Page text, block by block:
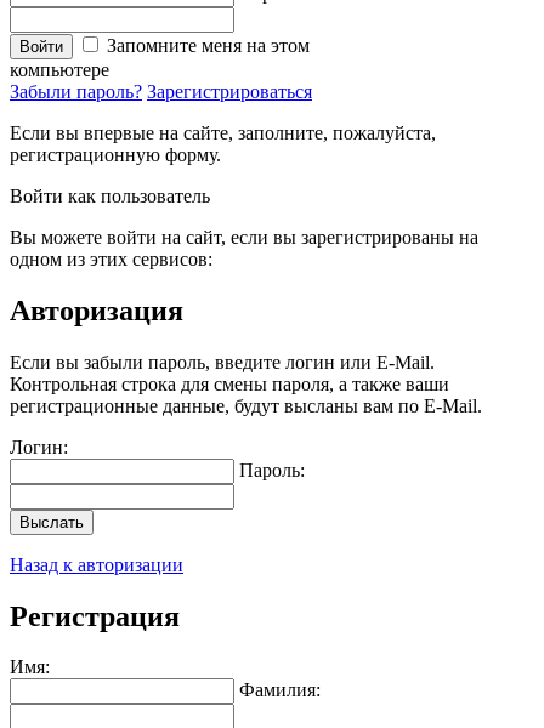
Войти
Запомните меня на этом
компьютере
Забыли пароль? Зарегистрироваться
Если вы впервые на сайте, заполните, пожалуйста,
регистрационную форму.
Войти как пользователь
Вы можете войти на сайт, если вы зарегистрированы на
одном из этих сервисов:
Авторизация
Если вы забыли пароль, введите логин или E-Mail.
Контрольная строка для смены пароля, а также ваши
регистрационные данные, будут высланы вам по E-Mail.
Логин:
Пароль:
Выслать
Назад к авторизации
Регистрация
Имя:
Фамилия: